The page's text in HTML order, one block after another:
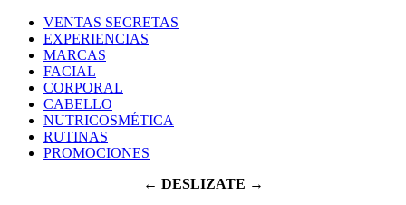
VENTAS SECRETAS
EXPERIENCIAS
MARCAS
FACIAL
CORPORAL
CABELLO
NUTRICOSMÉTICA
RUTINAS
PROMOCIONES
← DESLIZATE →